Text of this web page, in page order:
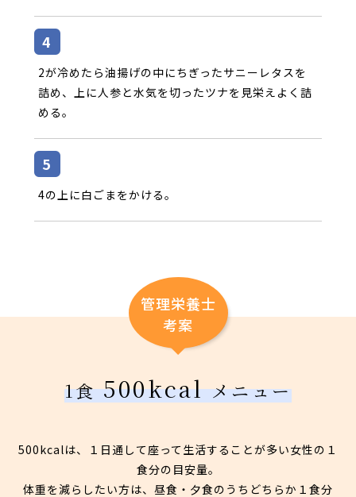
2が冷めたら油揚げの中にちぎったサニーレタスを
詰め、上に人参と水気を切ったツナを見栄えよく詰
める。
4の上に白ごまをかける。
管理栄養士
考案
1食500kcalメニュー
500kcalは、１日通して座って生活することが多い女性の１
食分の目安量。
体重を減らしたい方は、昼食・夕食のうちどちらか１食分